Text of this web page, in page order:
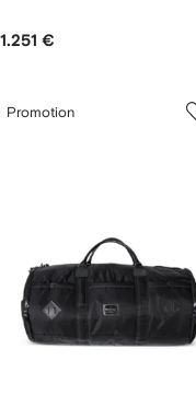
1.251 €
Promotion